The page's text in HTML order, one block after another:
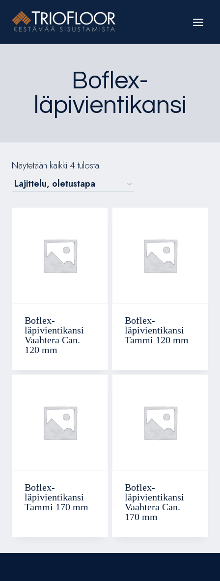
sisältöön
Boflex-
läpivientikansi
Näytetään kaikki 4 tulosta
Boflex-
läpivientikansi
Vaahtera Can.
120 mm
Boflex-
läpivientikansi
Tammi 120 mm
Boflex-
läpivientikansi
Tammi 170 mm
Boflex-
läpivientikansi
Vaahtera Can.
170 mm